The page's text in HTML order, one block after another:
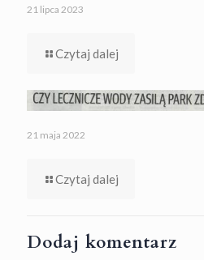
21 lipca 2023
Czytaj dalej
21 maja 2022
Czytaj dalej
Dodaj komentarz